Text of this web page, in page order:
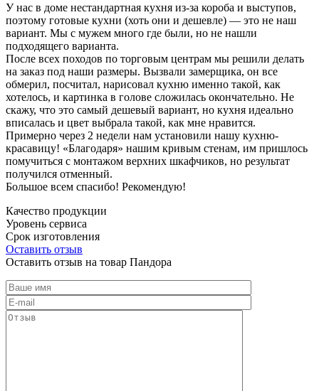
У нас в доме нестандартная кухня из-за короба и выступов,
поэтому готовые кухни (хоть они и дешевле) — это не наш
вариант. Мы с мужем много где были, но не нашли
подходящего варианта.
После всех походов по торговым центрам мы решили делать
на заказ под наши размеры. Вызвали замерщика, он все
обмерил, посчитал, нарисовал кухню именно такой, как
хотелось, и картинка в голове сложилась окончательно. Не
скажу, что это самый дешевый вариант, но кухня идеально
вписалась и цвет выбрала такой, как мне нравится.
Примерно через 2 недели нам установили нашу кухню-
красавицу! «Благодаря» нашим кривым стенам, им пришлось
помучиться с монтажом верхних шкафчиков, но результат
получился отменный.
Большое всем спасибо! Рекомендую!
Качество продукции
Уровень сервиса
Срок изготовления
Оставить отзыв
Оставить отзыв на товар Пандора